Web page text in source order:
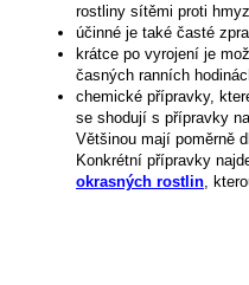
rostliny sítěmi proti
účinné je také časté
krátce po vyrojení je
časných ranních
chemické přípravky,
se shodují s přípravky
Většinou mají poměrně
Konkrétní přípravky
okrasných rostlin ,